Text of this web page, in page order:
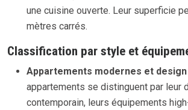
une cuisine ouverte. Leur superficie
mètres carrés.
Classification par style et
Appartements modernes et design
appartements se distinguent par leur
contemporain, leurs équipements